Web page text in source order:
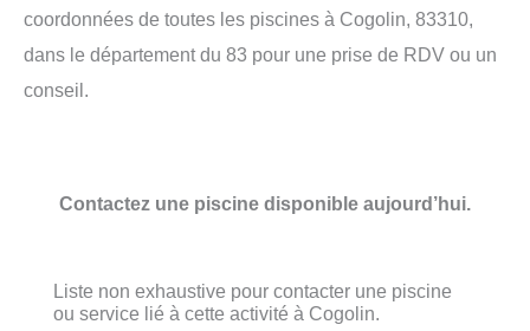
coordonnées de toutes les piscines à Cogolin, 83310,
dans le département du 83 pour une prise de RDV ou un
conseil.
Contactez une piscine disponible aujourd’hui.
Liste non exhaustive pour contacter une piscine
ou service lié à cette activité à Cogolin.